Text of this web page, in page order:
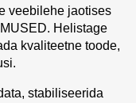
veebilehe jaotises
Helistage
kvaliteetne toode,
stabiliseerida